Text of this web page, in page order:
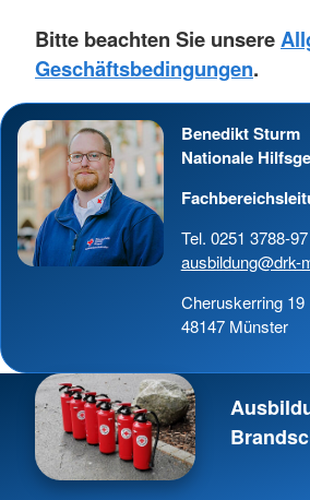
Bitte beachten Sie unsere
Geschäftsbedingungen.
Benedikt Sturm
Nationale
Tel. 0251 3788-97
ausbildung@drk-
Cheruskerring 19
48147 Münster